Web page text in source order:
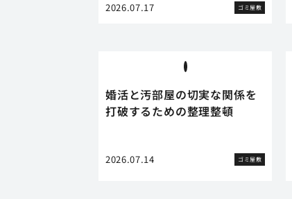
2026.07.17 ゴミ屋敷
婚活と汚部屋の切実な関係を
打破するための整理整頓
2026.07.14 ゴミ屋敷